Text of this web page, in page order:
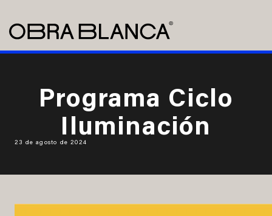
Programa Ciclo
Iluminación
23 de agosto de 2024